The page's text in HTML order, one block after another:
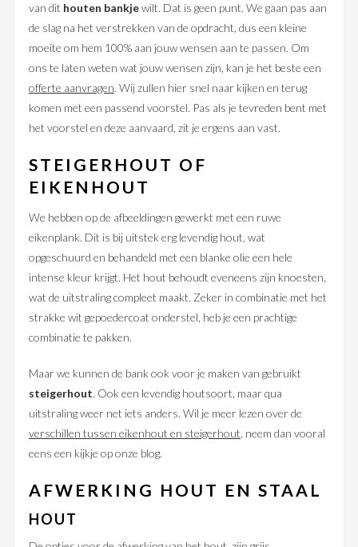
van dit houten bankjewilt. Dat is geen punt. We gaan pas aan
de slag na het verstrekken van de opdracht, dus een kleine
moeite om hem 100% aan jouw wensen aan te passen. Om
ons te laten weten wat jouw wensen zijn, kan je het beste een
offerte aanvragen. Wij zullen hier snel naar kijken en terug
komen met een passend voorstel. Pas als je tevreden bent met
het voorstel en deze aanvaard, zit je ergens aan vast.
STEIGERHOUT OF
EIKENHOUT
We hebben op de afbeeldingen gewerkt met een ruwe
eikenplank. Dit is bij uitstek erg levendig hout, wat
opgeschuurd en behandeld met een blanke olie een hele
intense kleur krijgt. Het hout behoudt eveneens zijn knoesten,
wat de uitstraling compleet maakt. Zeker in combinatie met het
strakke wit gepoedercoat onderstel, heb je een prachtige
combinatie te pakken.
Maar we kunnen de bank ook voor je maken van gebruikt
steigerhout. Ook een levendig houtsoort, maar qua
uitstraling weer net iets anders. Wil je meer lezen over de
verschillen tussen eikenhout en steigerhout , neem dan vooral
eens een kijkje op onze blog.
AFWERKING HOUT EN STAAL
HOUT